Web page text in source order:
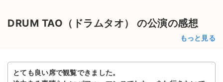
DRUM TAO（ドラムタオ） の公演の感想
もっと見る
とても良い席で観覧できました。